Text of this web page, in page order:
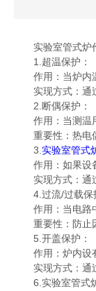
实验室管式炉作
1.超温保护：
作用：当炉内温
实现方式：通过
2.断偶保护：
作用：当测温用
重要性：热电偶
3. 实验室管式
作用：如果设备
实现方式：通过
4.过流/过载保
作用：当电路中
重要性：防止因
5.开盖保护：
作用：炉内设有
实现方式：通过
6.实验室管式炉